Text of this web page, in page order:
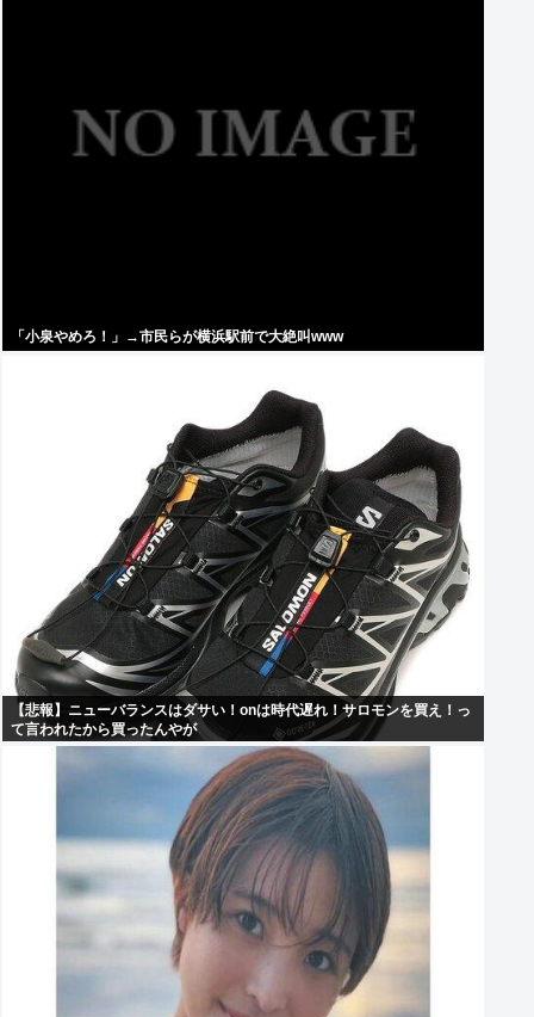
「小泉やめろ！」→市民らが横浜駅前で大絶叫www
【悲報】ニューバランスはダサい！onは時代遅れ！サロモンを買え！っ
て言われたから買ったんやが